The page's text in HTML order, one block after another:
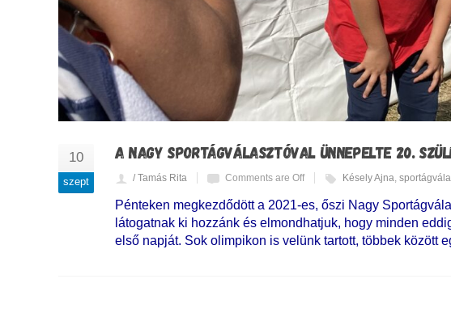
10
szept
A NAGY SPORTÁGVÁLASZTÓVAL ÜNNEPELTE 20.
/ Tamás Rita Comments are Off Késely Ajna
Pénteken megkezdődött a 2021-es, őszi Nagy
látogatnak ki hozzánk és elmondhatjuk, hogy minden
első napját. Sok olimpikon is velünk tartott, többek között